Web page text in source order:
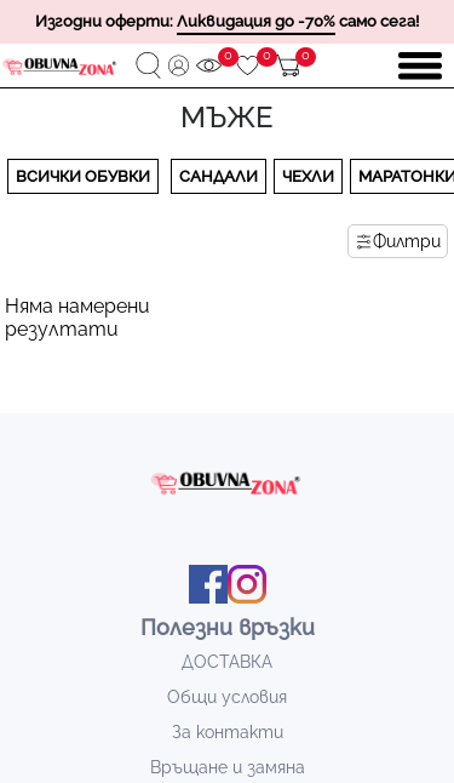
Изгодни оферти: Ликвидация до -70% само сега!
0 0 0
МЪЖЕ
ВСИЧКИ ОБУВКИ САНДАЛИ ЧЕХЛИ МАРАТОНКИ
Филтри
Няма намерени
резултати
Полезни връзки
ДОСТАВКА
Общи условия
За контакти
Връщане и замяна